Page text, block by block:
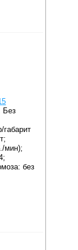
Без
габарит
мин);
без